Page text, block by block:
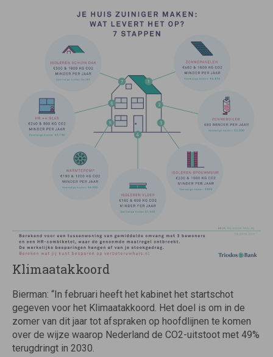
Klimaatakkoord
Bierman: “In februari heeft het kabinet het startschot
gegeven voor het Klimaatakkoord. Het doel is om in de
zomer van dit jaar tot afspraken op hoofdlijnen te komen
over de wijze waarop Nederland de CO2-uitstoot met 49%
terugdringt in 2030.